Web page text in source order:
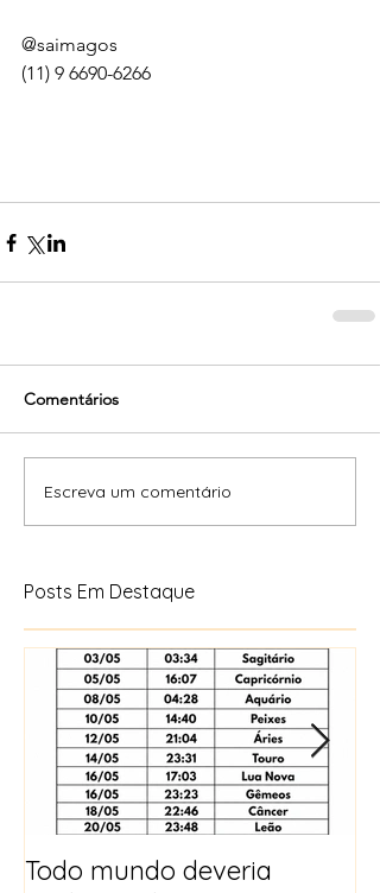
@saimagos
(11) 9 6690-6266
Comentários
Escreva um comentário
Posts Em Destaque
Todo mundo deveria